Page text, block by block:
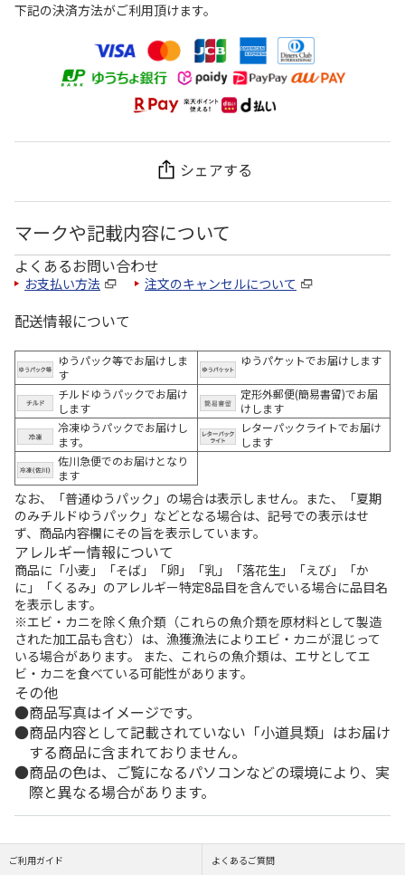
下記の決済方法がご利用頂けます。
シェアする
マークや記載内容について
よくあるお問い合わせ
お支払い方法 注文のキャンセルについて
配送情報について
ゆうパック等でお届けしま
す
ゆうパケットでお届けします
チルドゆうパックでお届け
します
定形外郵便(簡易書留)でお届
けします
冷凍ゆうパックでお届けし
ます。
レターパックライトでお届け
します
佐川急便でのお届けとなり
ます
なお、「普通ゆうパック」の場合は表示しません。また、「夏期
のみチルドゆうパック」などとなる場合は、記号での表示はせ
ず、商品内容欄にその旨を表示しています。
アレルギー情報について
商品に「小麦」「そば」「卵」「乳」「落花生」「えび」「か
に」「くるみ」のアレルギー特定8品目を含んでいる場合に品目名
を表示します。
※エビ・カニを除く魚介類（これらの魚介類を原材料として製造
された加工品も含む）は、漁獲漁法によりエビ・カニが混じって
いる場合があります。 また、これらの魚介類は、エサとしてエ
ビ・カニを食べている可能性があります。
その他
商品写真はイメージです。
商品内容として記載されていない「小道具類」はお届け
する商品に含まれておりません。
商品の色は、ご覧になるパソコンなどの環境により、実
際と異なる場合があります。
ご利用ガイド よくあるご質問